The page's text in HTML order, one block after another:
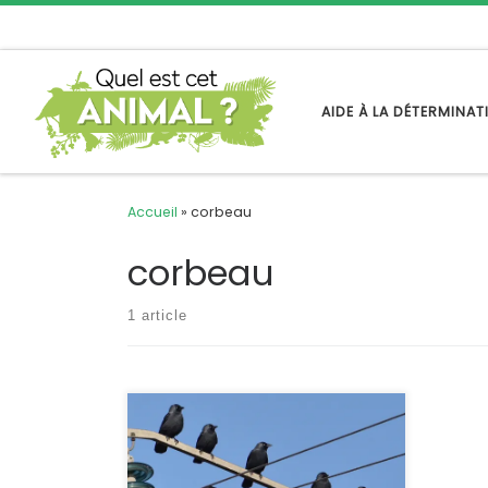
AIDE À LA
Accueil » corbeau
corbeau
1 article
Parmi les corvidés noirs de notre
faune, regroupés dans le genre
Corvus, le choucas des tours est le
plus petit. C’est aussi le plus urbain,